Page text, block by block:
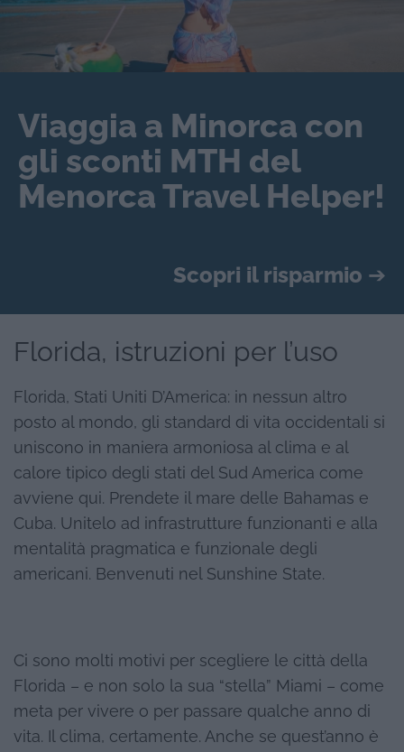
Viaggia a Minorca con
gli sconti MTH del
Menorca Travel Helper!
Scopri il risparmio ➔
Florida, istruzioni per l’uso
Florida, Stati Uniti D’America: in nessun altro
posto al mondo, gli standard di vita occidentali si
uniscono in maniera armoniosa al clima e al
calore tipico degli stati del Sud America come
avviene qui. Prendete il mare delle Bahamas e
Cuba. Unitelo ad infrastrutture funzionanti e alla
mentalità pragmatica e funzionale degli
americani. Benvenuti nel Sunshine State.
Ci sono molti motivi per scegliere le città della
Florida – e non solo la sua “stella” Miami – come
meta per vivere o per passare qualche anno di
vita. Il clima, certamente. Anche se quest’anno è